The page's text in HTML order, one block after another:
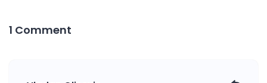
1 Comment